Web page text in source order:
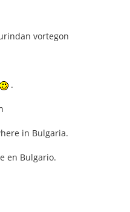
vortegon
.
in Bulgaria.
en Bulgario.